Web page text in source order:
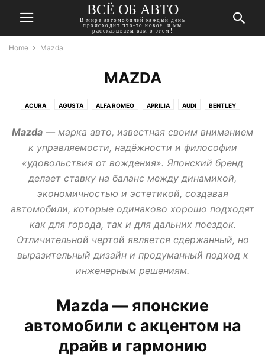
ВСЁ ОБ АВТО
В мире автомобилей каждый день
происходит что-то новое, и мы
рассказываем вам о этом!
Home Mazda
MAZDA
ACURA AGUSTA ALFA ROMEO APRILIA AUDI BENTLEY
CITROEN DACIA DAEWOO DAIHATSU DATSUN DODGE
DONGFENG DUCATI FIAT FORD GEELY GMC
HARLEY-DAVIDSON HAVAL HONDA HUMMER HYUNDAI
INFINITI ISUZU JAGUAR JEEP KAWASAKI KIA LADA
LANCIA LAND ROVER LEXUS MASERATI MAZDA MERCEDES
MINI MITSUBISHI MOSKVICH NISSAN OPEL PEUGEOT
PONTIAC PORSCHE RENAULT ROVER SAAB SEAT SKODA
SSANGYONG SUBARU SUZUKI TATA TESLA TOYOTA
TRIUMPH VOLKSWAGEN VOLVO
АВТО В КРЕДИТ, ТРЕЙД ИН, ЛИЗИНГ ВАЗ ИЖ ЛАДА
Mazda — марка авто, известная своим вниманием
к управляемости, надёжности и философии
«удовольствия от вождения». Японский бренд
делает ставку на баланс между динамикой,
экономичностью и эстетикой, создавая
автомобили, которые одинаково хорошо подходят
как для города, так и для дальних поездок.
Отличительной чертой является сдержанный, но
выразительный дизайн и продуманный подход к
инженерным решениям.
Mazda — японские
автомобили с акцентом на
драйв и гармонию